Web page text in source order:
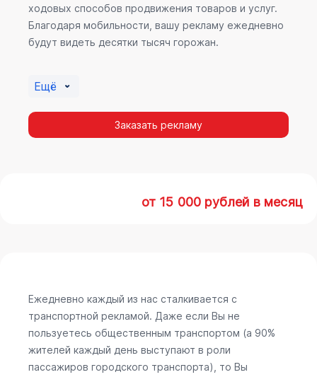
ходовых способов продвижения товаров и услуг.
Благодаря мобильности, вашу рекламу ежедневно
будут видеть десятки тысяч горожан.
Ещё
Заказать рекламу
от 15 000 рублей в месяц
Ежедневно каждый из нас сталкивается с
транспортной рекламой. Даже если Вы не
пользуетесь общественным транспортом (а 90%
жителей каждый день выступают в роли
пассажиров городского транспорта), то Вы